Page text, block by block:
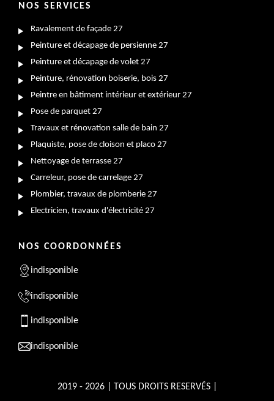
NOS SERVICES
Ravalement de façade 27
Peinture et décapage de persienne 27
Peinture et décapage de volet 27
Peinture, rénovation boiserie, bois 27
Peintre en bâtiment intérieur et extérieur 27
Pose de parquet 27
Travaux et rénovation salle de bain 27
Plaquiste, pose de cloison et placo 27
Nettoyage de terrasse 27
Carreleur, pose de carrelage 27
Plombier, travaux de plomberie 27
Electricien, travaux d'électricité 27
NOS COORDONNÉES
indisponible
indisponible
indisponible
indisponible
2019 - 2026 | TOUS DROITS RESERVÉS |